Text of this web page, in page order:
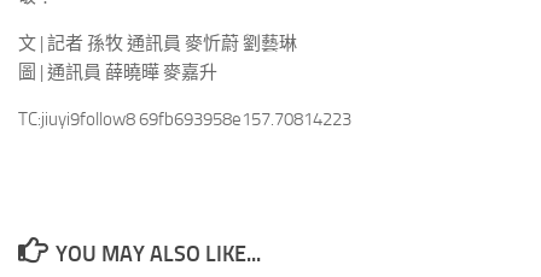
文 | 記者 孫牧 通訊員 麥忻蔚 劉藝琳
圖 | 通訊員 薛曉曄 麥嘉升
TC:jiuyi9follow8 69fb693958e157.70814223
YOU MAY ALSO LIKE...